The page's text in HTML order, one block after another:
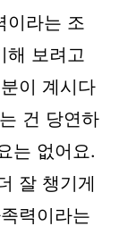
이라는 조
해 보려고
이 계시다
건 당연하
는 없어요.
잘 챙기게
력이라는